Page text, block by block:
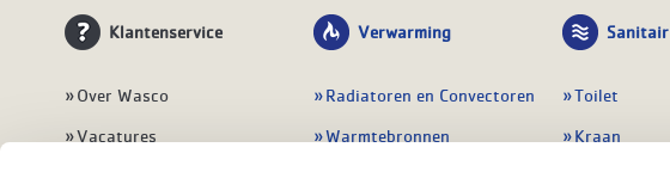
Klantenservice
Over Wasco
Vacatures
Verwarming
Radiatoren en Convectoren
Warmtebronnen
Sanitair
Toilet
Kraan